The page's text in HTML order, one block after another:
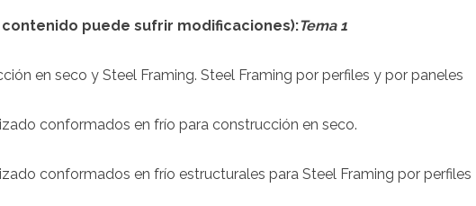
puede sufrir modificaciones):Tema 1
en seco y Steel Framing. Steel Framing por perfiles y por paneles
conformados en frío para construcción en seco.
conformados en frío estructurales para Steel Framing por perfiles